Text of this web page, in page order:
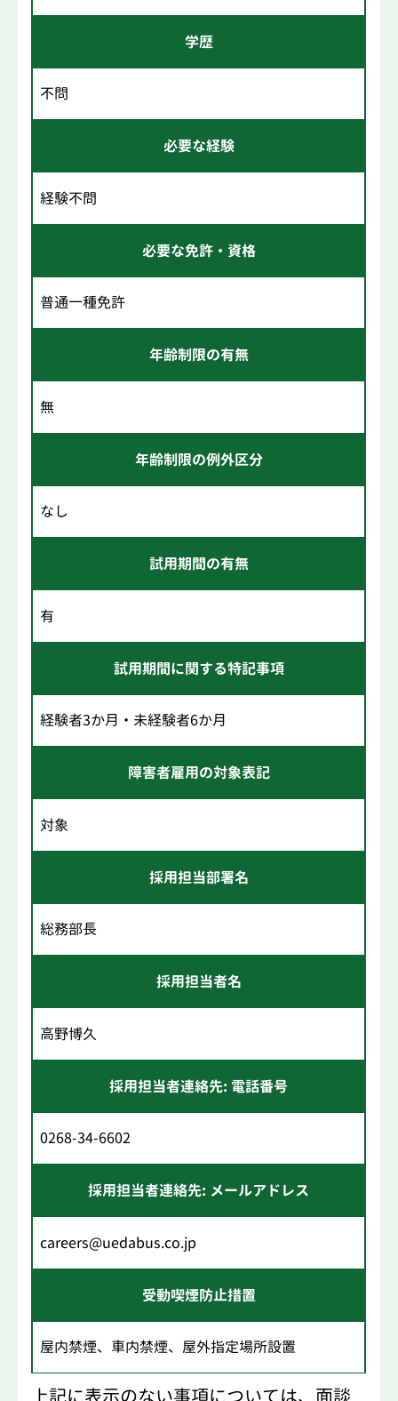
学歴
不問
必要な経験
経験不問
必要な免許・資格
普通一種免許
年齢制限の有無
無
年齢制限の例外区分
なし
試用期間の有無
有
試用期間に関する特記事項
経験者3か月・未経験者6か月
障害者雇用の対象表記
対象
採用担当部署名
総務部長
採用担当者名
高野博久
採用担当者連絡先: 電話番号
0268-34-6602
採用担当者連絡先: メールアドレス
careers@uedabus.co.jp
受動喫煙防止措置
屋内禁煙、車内禁煙、屋外指定場所設置
上記に表示のない事項については、面談